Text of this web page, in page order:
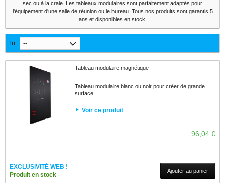
sec ou à la craie. Les tableaux modulaires sont parfaitement adaptés pour
l'équipement d'une salle de réunion ou le bureau. Tous nos produits sont garantis 5
ans et disponibles en stock.
Tri : --
Tableau modulaire magnétique
Tableau modulaire blanc ou noir pour créer de grande
surface
Voir ce produit
96,04 €
EXCLUSIVITÉ WEB !
Produit en stock
Ajouter au panier